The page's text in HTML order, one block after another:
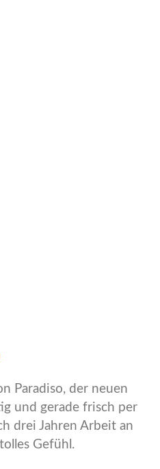
Paradiso, der neuen
und gerade frisch per
drei Jahren Arbeit an
Gefühl.